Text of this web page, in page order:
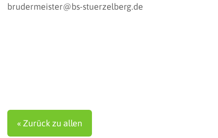
brudermeister@bs-stuerzelberg.de
« Zurück zu allen